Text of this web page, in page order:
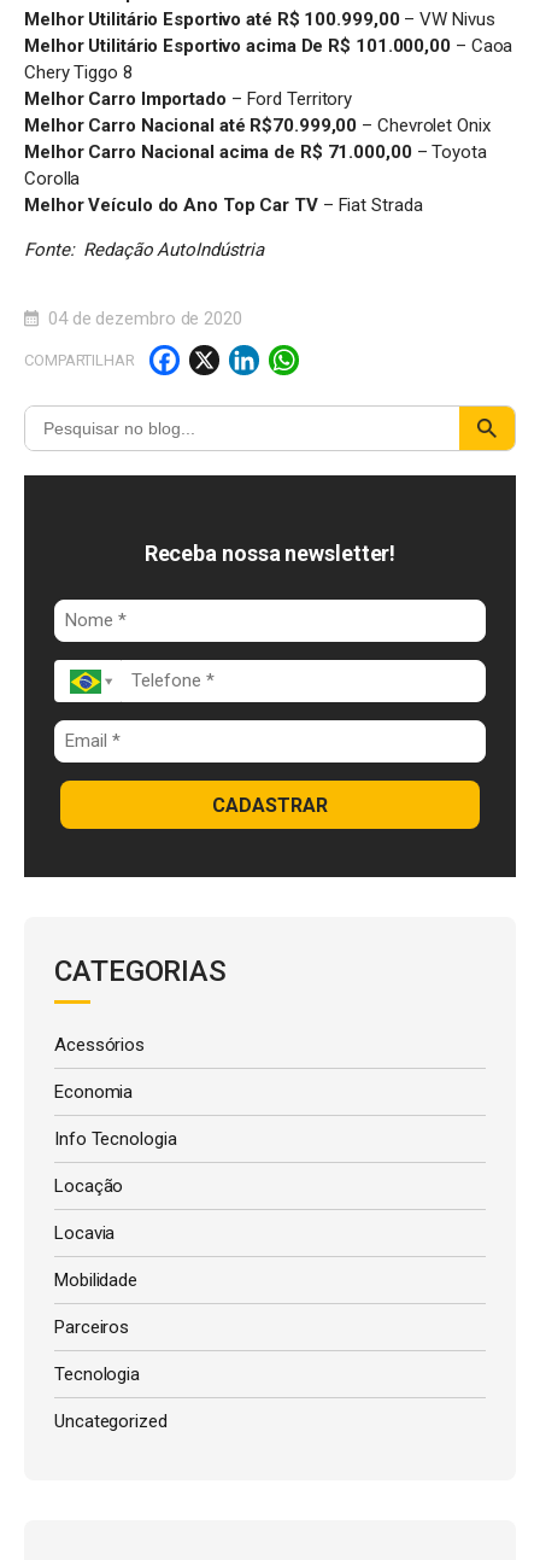
Melhor Utilitário Esportivo até R$ 100.999,00– VW Nivus
Melhor Utilitário Esportivo acima De R$ 101.000,00 – Caoa
Chery Tiggo 8
Melhor Carro Importado – Ford Territory
Melhor Carro Nacional até R$70.999,00 – Chevrolet Onix
Melhor Carro Nacional acima de R$ 71.000,00– Toyota
Corolla
Melhor Veículo do Ano Top Car TV– Fiat Strada
Fonte: Redação AutoIndústria
04 de dezembro de 2020
COMPARTILHAR
F
a
c
e
o
o
k
X Li
n
k
e
I
n
W
h
a
t
A
p
p
Receba nossa newsletter!
CADASTRAR
CATEGORIAS
Acessórios
Economia
Info Tecnologia
Locação
Locavia
Mobilidade
Parceiros
Tecnologia
Uncategorized